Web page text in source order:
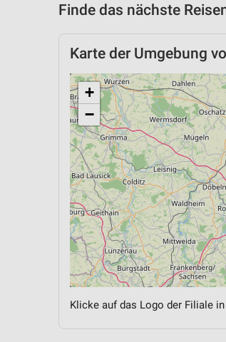
Finde das nächste
Karte der Umgebung
+
−
Klicke auf das Logo der Filiale